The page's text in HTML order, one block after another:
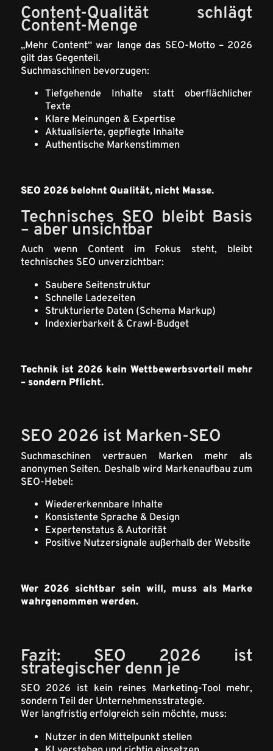
Content-Qualität schlägt
Content-Menge
„Mehr Content“ war lange das SEO-Motto – 2026
gilt das Gegenteil.
Suchmaschinen bevorzugen:
Tiefgehende Inhalte statt oberflächlicher
Texte
Klare Meinungen & Expertise
Aktualisierte, gepflegte Inhalte
Authentische Markenstimmen
SEO 2026 belohnt Qualität, nicht Masse.
Technisches SEO bleibt Basis
– aber unsichtbar
Auch wenn Content im Fokus steht, bleibt
technisches SEO unverzichtbar:
Saubere Seitenstruktur
Schnelle Ladezeiten
Strukturierte Daten (Schema Markup)
Indexierbarkeit & Crawl-Budget
Technik ist 2026 kein Wettbewerbsvorteil mehr
– sondern Pflicht.
SEO 2026 ist Marken-SEO
Suchmaschinen vertrauen Marken mehr als
anonymen Seiten. Deshalb wird Markenaufbau zum
SEO-Hebel:
Wiedererkennbare Inhalte
Konsistente Sprache & Design
Expertenstatus & Autorität
Positive Nutzersignale außerhalb der Website
Wer 2026 sichtbar sein will, muss als Marke
wahrgenommen werden.
Fazit: SEO 2026 ist
strategischer denn je
SEO 2026 ist kein reines Marketing-Tool mehr,
sondern Teil der Unternehmensstrategie.
Wer langfristig erfolgreich sein möchte, muss:
Nutzer in den Mittelpunkt stellen